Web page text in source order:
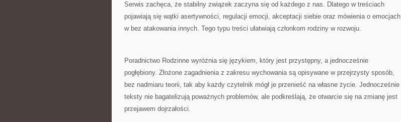
Serwis zachęca, że stabilny związek zaczyna się od każdego z nas. Dlatego w treściach
pojawiają się wątki asertywności, regulacji emocji, akceptacji siebie oraz mówienia o emocjach
w bez atakowania innych. Tego typu treści ułatwiają członkom rodziny w rozwoju.
Poradnictwo Rodzinne wyróżnia się językiem, który jest przystępny, a jednocześnie
pogłębiony. Złożone zagadnienia z zakresu wychowania są opisywane w przejrzysty sposób,
bez nadmiaru teorii, tak aby każdy czytelnik mógł je przenieść na własne życie. Jednocześnie
teksty nie bagatelizują poważnych problemów, ale podkreślają, że otwarcie się na zmianę jest
przejawem dojrzałości.